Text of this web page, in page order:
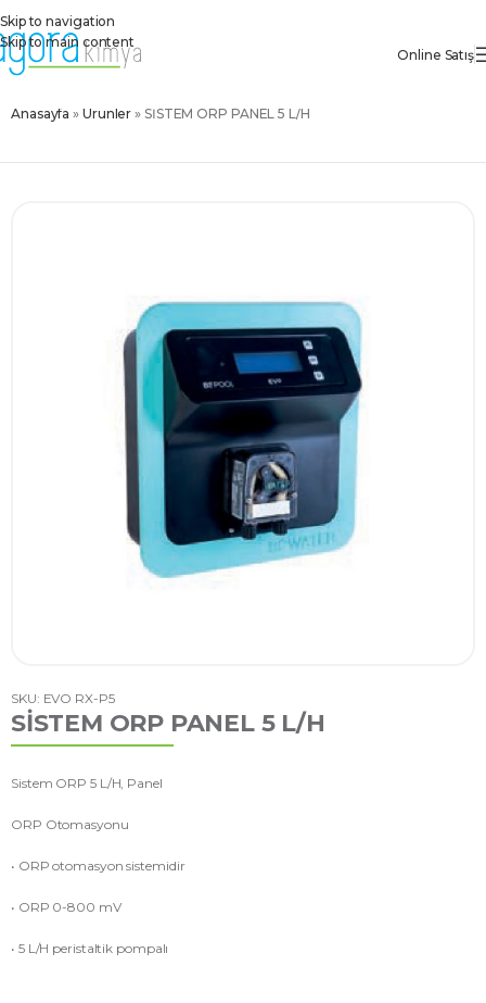
Skip to navigation
Skip to main content
Online Satış
Anasayfa » Ürünler » SİSTEM ORP PANEL 5 L/H
SKU: EVO RX-P5
SİSTEM ORP PANEL 5 L/H
Sistem ORP 5 L/H, Panel
ORP Otomasyonu
• ORP otomasyon sistemidir
• ORP 0-800 mV
• 5 L/H peristaltik pompalı